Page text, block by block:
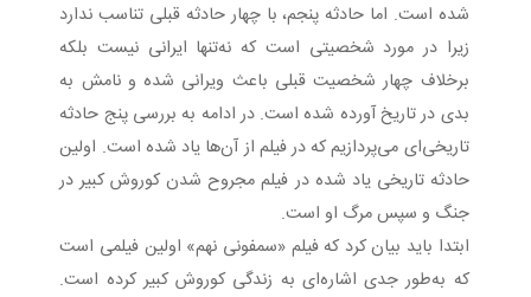
شده است. اما حادثه پنجم، با چهار حادثه قبلی تناسب ندارد
زیرا در مورد شخصیتی است که نه‌تنها ایرانی نیست بلکه
برخلاف چهار شخصیت قبلی باعث ویرانی شده و نامش به
بدی در تاریخ آورده شده است. در ادامه به بررسی پنج حادثه
تاریخی‌ای می‌پردازیم که در فیلم از آن‌ها یاد شده است. اولین
حادثه تاریخی یاد شده در فیلم مجروح شدن کوروش کبیر در
جنگ و سپس مرگ او است.
ابتدا باید بیان کرد که فیلم «سمفونی نهم» اولین فیلمی است
که به‌طور جدی اشاره‌ای به زندگی کوروش کبیر کرده است.